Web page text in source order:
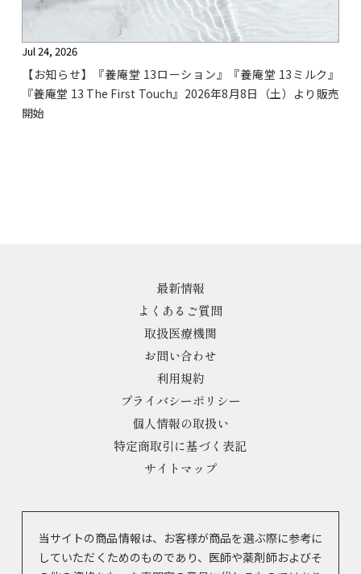
Jul 24, 2026
【お知らせ】『養庵堂 13ローション』『養庵堂 13ミルク』
『養庵堂 13 The First Touch』2026年8月8日（土）より販売
開始
最新情報
よくあるご質問
取扱医療機関
お問い合わせ
利用規約
プライバシーポリシー
個人情報の取扱い
特定商取引に基づく表記
サイトマップ
当サイトの商品情報は、お客様が商品を選ぶ際に参考に
していただくためのものであり、医師や薬剤師およびそ